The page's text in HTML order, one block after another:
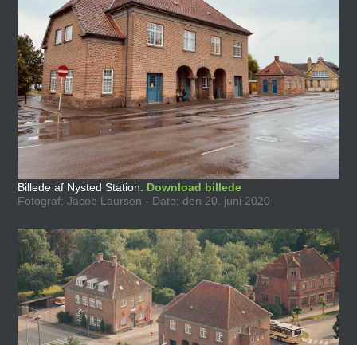
Billede af Nysted Station. Download billede
Fotograf: Jacob Laursen - Dato: den 20. juni 2020